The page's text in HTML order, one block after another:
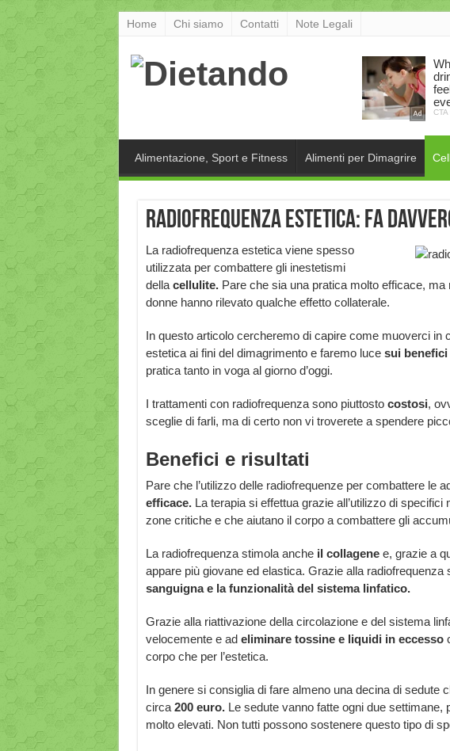
Home Chi siamo Contatti Note Legali
Alimentazione, Sport e Fitness Alimenti per Dimagrire
Radiofrequenza estetica: fa
La radiofrequenza estetica viene spesso
utilizzata per combattere gli inestetismi
della cellulite. Pare che sia una pratica molto efficace,
donne hanno rilevato qualche effetto collaterale.
In questo articolo cercheremo di capire come muoverci in
estetica ai fini del dimagrimento e faremo luce sui
pratica tanto in voga al giorno d’oggi.
I trattamenti con radiofrequenza sono piuttosto costosi,
sceglie di farli, ma di certo non vi troverete a spendere
Benefici e risultati
Pare che l’utilizzo delle radiofrequenze per combattere le
efficace.La terapia si effettua grazie all’utilizzo di
zone critiche e che aiutano il corpo a combattere gli
La radiofrequenza stimola anche il collagenee, grazie a
appare più giovane ed elastica. Grazie alla radiofrequenza
sanguigna e la funzionalità del sistema linfatico.
Grazie alla riattivazione della circolazione e del sistema
velocemente e ad eliminare tossine e liquidi in eccesso
corpo che per l’estetica.
In genere si consiglia di fare almeno una decina di sedute
circa 200 euro.Le sedute vanno fatte ogni due settimane,
molto elevati. Non tutti possono sostenere questo tipo di